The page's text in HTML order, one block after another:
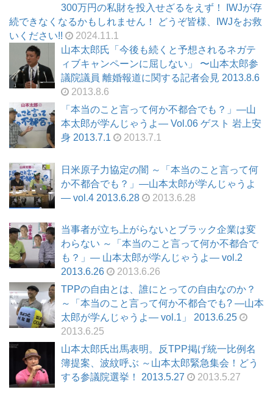
300万円の私財を投入せざるをえず！ IWJが存
続できなくなるかもしれません！ どうぞ皆様、IWJをお救
いください!!
2024.11.1
山本太郎氏「今後も続くと予想されるネガテ
ィブキャンペーンに屈しない」 〜山本太郎参
議院議員 離婚報道に関する記者会見 2013.8.6
2013.8.6
「本当のこと言って何か不都合でも？」―山
本太郎が学んじゃうよ― Vol.06 ゲスト 岩上安
身 2013.7.1
2013.7.1
日米原子力協定の闇 ～「本当のこと言って何
か不都合でも？」―山本太郎が学んじゃうよ
― vol.4 2013.6.28
2013.6.28
当事者が立ち上がらないとブラック企業は変
わらない ～「本当のこと言って何か不都合で
も？」― 山本太郎が学んじゃうよ― vol.2
2013.6.26
2013.6.26
TPPの自由とは、誰にとっての自由なのか？
～「本当のこと言って何か不都合でも? ―山本
太郎が学んじゃうよ― vol.1」 2013.6.25
2013.6.25
山本太郎氏出馬表明。反TPP掲げ統一比例名
簿提案、波紋呼ぶ ～山本太郎緊急集会！どう
する参議院選挙！ 2013.5.27
2013.5.27